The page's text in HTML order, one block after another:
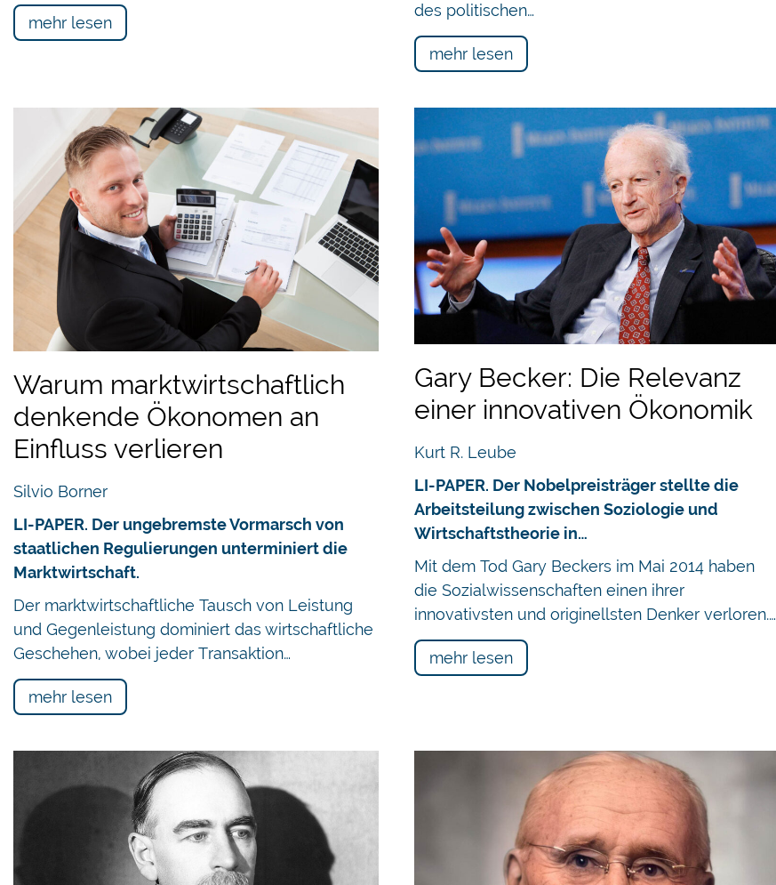
mehr lesen
des politischen…
mehr lesen
Warum marktwirtschaftlich
denkende Ökonomen an
Einfluss verlieren
Silvio Borner
LI-PAPER. Der ungebremste Vormarsch von
staatlichen Regulierungen unterminiert die
Marktwirtschaft.
Der marktwirtschaftliche Tausch von Leistung
und Gegenleistung dominiert das wirtschaftliche
Geschehen, wobei jeder Transaktion…
mehr lesen
Gary Becker: Die Relevanz
einer innovativen Ökonomik
Kurt R. Leube
LI-PAPER. Der Nobelpreisträger stellte die
Arbeitsteilung zwischen Soziologie und
Wirtschaftstheorie in…
Mit dem Tod Gary Beckers im Mai 2014 haben
die Sozialwissenschaften einen ihrer
innovativsten und originellsten Denker verloren.…
mehr lesen